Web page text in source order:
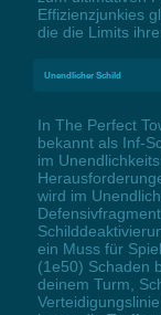
Effizienzjunkies
die die Limits
Unendlicher Schild
In The Perfect
bekannt als Inf-
im
wird im
ein Muss für
(1e50) Schaden
deinem Turm,